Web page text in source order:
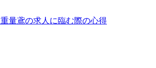
量鳶の求人に臨む際の心得